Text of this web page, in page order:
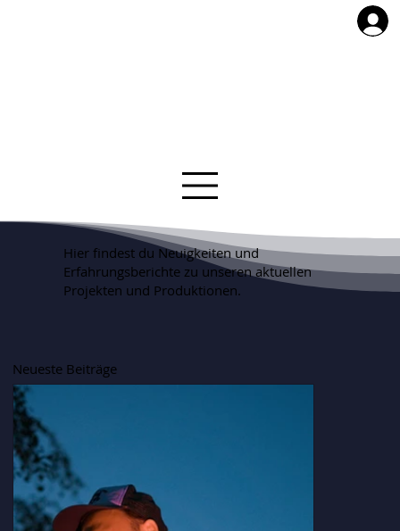
Neueste Beiträge
Hier findest du Neuigkeiten und
Erfahrungsberichte zu unseren aktuellen
Projekten und Produktionen.